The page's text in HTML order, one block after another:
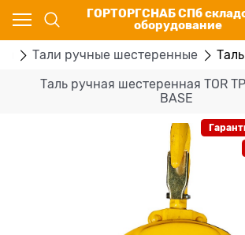
ГОРТОРГСНАБ СПб
оборудование
Тали ручные шестеренные
Таль ручная шестеренная TOR
BASE